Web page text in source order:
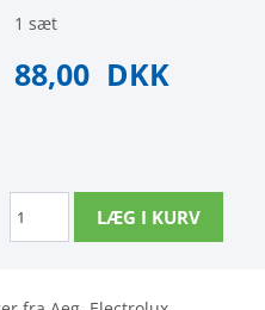
1 sæt
88,00 DKK